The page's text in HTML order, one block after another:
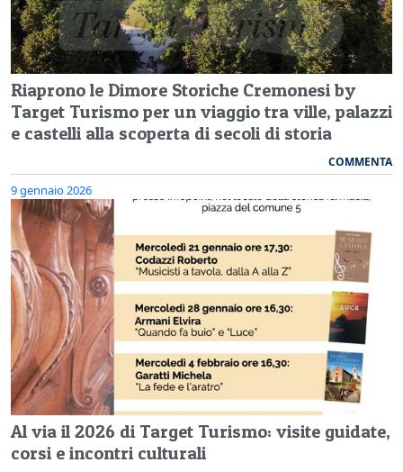
Riaprono le Dimore Storiche Cremonesi by
Target Turismo per un viaggio tra ville, palazzi
e castelli alla scoperta di secoli di storia
COMMENTA
9 gennaio 2026
Al via il 2026 di Target Turismo: visite guidate,
corsi e incontri culturali